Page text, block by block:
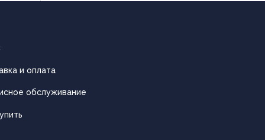
и оплата
обслуживание